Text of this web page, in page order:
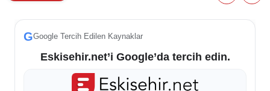
GGoogle Tercih Edilen Kaynaklar
Eskisehir.net’i Google’da tercih edin.